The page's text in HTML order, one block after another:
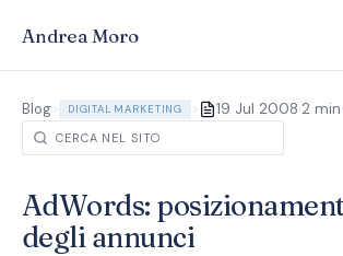
Andrea Moro
Blog> DIGITAL MARKETING > 19 Jul 2008·2
AdWords:
degli annunci